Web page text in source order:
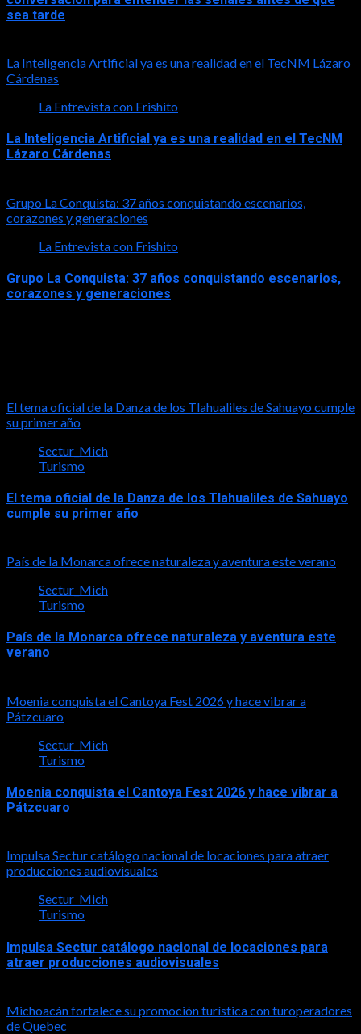
sea tarde
La Inteligencia Artificial ya es una realidad en el TecNM Lázaro
Cárdenas
La Entrevista con Frishito
La Inteligencia Artificial ya es una realidad en el TecNM
Lázaro Cárdenas
Grupo La Conquista: 37 años conquistando escenarios,
corazones y generaciones
La Entrevista con Frishito
Grupo La Conquista: 37 años conquistando escenarios,
corazones y generaciones
El tema oficial de la Danza de los Tlahualiles de Sahuayo cumple
su primer año
Sectur_Mich
Turismo
El tema oficial de la Danza de los Tlahualiles de Sahuayo
cumple su primer año
País de la Monarca ofrece naturaleza y aventura este verano
Sectur_Mich
Turismo
País de la Monarca ofrece naturaleza y aventura este
verano
Moenia conquista el Cantoya Fest 2026 y hace vibrar a
Pátzcuaro
Sectur_Mich
Turismo
Moenia conquista el Cantoya Fest 2026 y hace vibrar a
Pátzcuaro
Impulsa Sectur catálogo nacional de locaciones para atraer
producciones audiovisuales
Sectur_Mich
Turismo
Impulsa Sectur catálogo nacional de locaciones para
atraer producciones audiovisuales
Michoacán fortalece su promoción turística con turoperadores
de Quebec